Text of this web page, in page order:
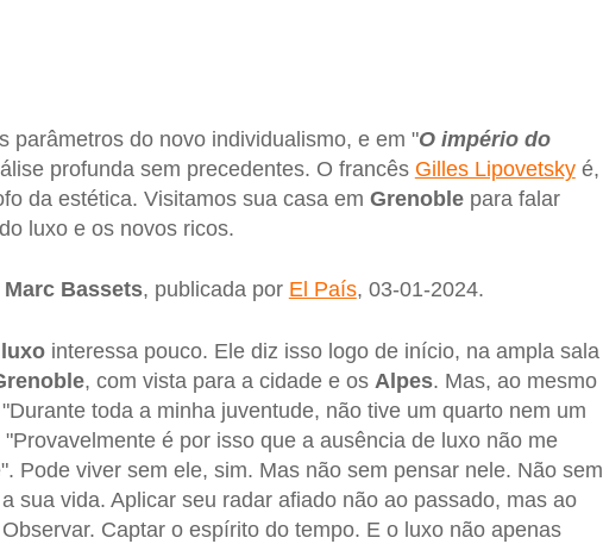
parâmetros do novo individualismo, e em "O império do
profunda sem precedentes. O francês Gilles Lipovetskyé,
da estética. Visitamos sua casa em Grenoblepara falar
luxo e os novos ricos.
Marc Bassets, publicada por El País, 03-01-2024.
luxointeressa pouco. Ele diz isso logo de início, na ampla sala
, com vista para a cidade e os Alpes. Mas, ao mesmo
toda a minha juventude, não tive um quarto nem um
é por isso que a ausência de luxo não me
Pode viver sem ele, sim. Mas não sem pensar nele. Não sem
sua vida. Aplicar seu radar afiado não ao passado, mas ao
Captar o espírito do tempo. E o luxo não apenas